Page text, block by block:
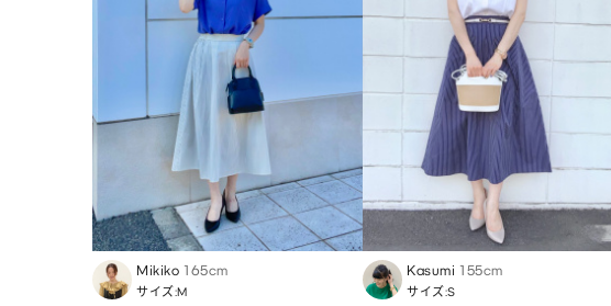
Mikiko 165cm
サイズ:M
Kasumi 155cm
サイズ:S